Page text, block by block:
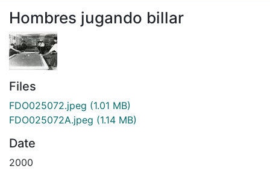
Hombres jugando billar
Files
FDO025072.jpeg (1.01 MB)
FDO025072A.jpeg (1.14 MB)
Date
2000